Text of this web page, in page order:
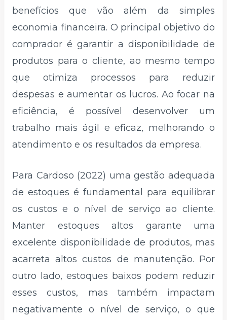
benefícios que vão além da simples
economia financeira. O principal objetivo do
comprador é garantir a disponibilidade de
produtos para o cliente, ao mesmo tempo
que otimiza processos para reduzir
despesas e aumentar os lucros. Ao focar na
eficiência, é possível desenvolver um
trabalho mais ágil e eficaz, melhorando o
atendimento e os resultados da empresa.
Para Cardoso (2022) uma gestão adequada
de estoques é fundamental para equilibrar
os custos e o nível de serviço ao cliente.
Manter estoques altos garante uma
excelente disponibilidade de produtos, mas
acarreta altos custos de manutenção. Por
outro lado, estoques baixos podem reduzir
esses custos, mas também impactam
negativamente o nível de serviço, o que